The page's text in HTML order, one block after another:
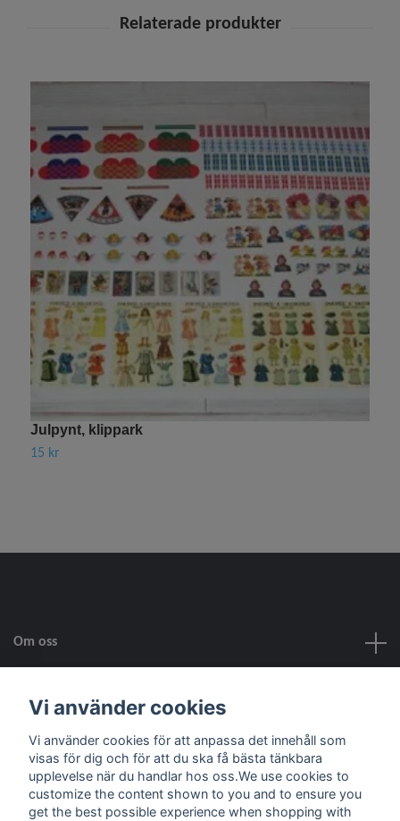
Julpynt, klippark
15 kr
Om oss
Fotmeny
Sociala medier
Vi använder cookies
Vi använder cookies för att anpassa det innehåll som
visas för dig och för att du ska få bästa tänkbara
upplevelse när du handlar hos oss.We use cookies to
customize the content shown to you and to ensure you
get the best possible experience when shopping with